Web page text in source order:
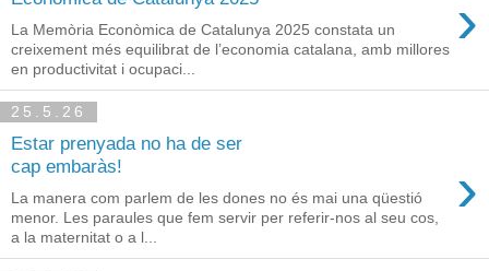
›
La Memòria Econòmica de Catalunya 2025 constata un
creixement més equilibrat de l’economia catalana, amb millores
en productivitat i ocupaci...
25.5.26
Estar prenyada no ha de ser
cap embaràs!
›
La manera com parlem de les dones no és mai una qüestió
menor. Les paraules que fem servir per referir-nos al seu cos,
a la maternitat o a l...